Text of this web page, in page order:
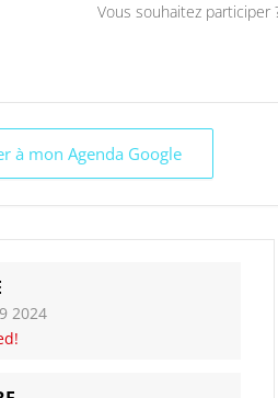
Vous souhaitez participer
à mon Agenda Google
2024